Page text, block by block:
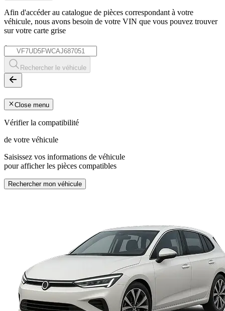
Afin d'accéder au catalogue de pièces correspondant à votre
véhicule, nous avons besoin de votre VIN que vous pouvez trouver
sur votre carte grise
*
Rechercher le véhicule
Close menu
Vérifier la compatibilité
de votre véhicule
Saisissez vos informations de véhicule
pour afficher les pièces compatibles
Rechercher mon véhicule